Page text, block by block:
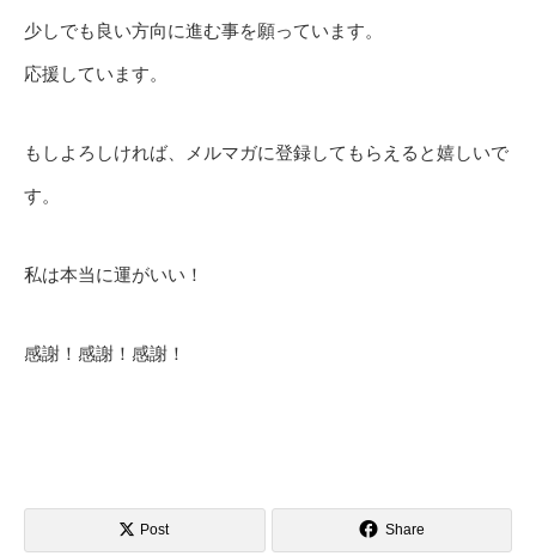
少しでも良い方向に進む事を願っています。
応援しています。
もしよろしければ、メルマガに登録してもらえると嬉しいで
す。
私は本当に運がいい！
感謝！感謝！感謝！
Post Share